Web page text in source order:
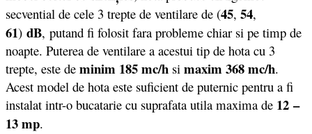
secvential de cele 3 trepte de ventilare de (45, 54,
61) dB, putand fi folosit fara probleme chiar si pe timp de
noapte. Puterea de ventilare a acestui tip de hota cu 3
trepte, este de minim 185 mc/h si maxim 368 mc/h.
Acest model de hota este suficient de puternic pentru a fi
instalat intr-o bucatarie cu suprafata utila maxima de 12 –
13 mp.